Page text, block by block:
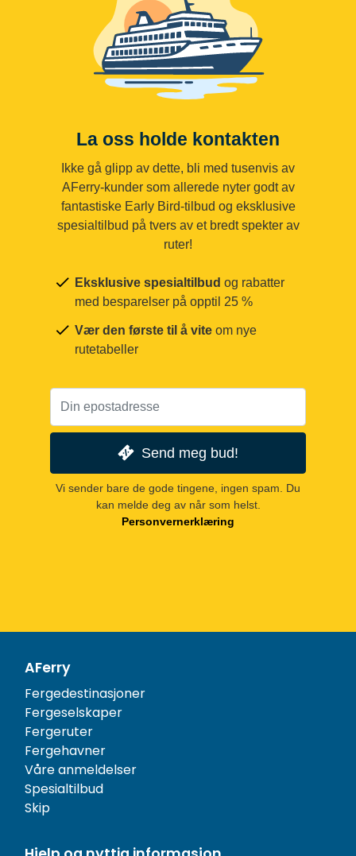
La oss holde kontakten
Ikke gå glipp av dette, bli med tusenvis av
AFerry-kunder som allerede nyter godt av
fantastiske Early Bird-tilbud og eksklusive
spesialtilbud på tvers av et bredt spekter av
ruter!
Eksklusive spesialtilbud og rabatter
med besparelser på opptil 25 %
Vær den første til å vite om nye
rutetabeller
Send meg bud!
Vi sender bare de gode tingene, ingen spam. Du
kan melde deg av når som helst.
Personvernerklæring
AFerry
Fergedestinasjoner
Fergeselskaper
Fergeruter
Fergehavner
Våre anmeldelser
Spesialtilbud
Skip